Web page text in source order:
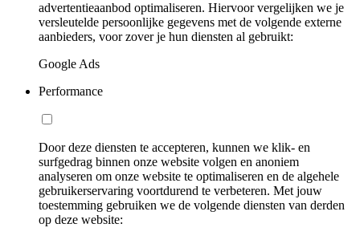
advertentieaanbod optimaliseren. Hiervoor vergelijken we je
versleutelde persoonlijke gegevens met de volgende externe
aanbieders, voor zover je hun diensten al gebruikt:
Google Ads
Performance
Door deze diensten te accepteren, kunnen we klik- en
surfgedrag binnen onze website volgen en anoniem
analyseren om onze website te optimaliseren en de algehele
gebruikerservaring voortdurend te verbeteren. Met jouw
toestemming gebruiken we de volgende diensten van derden
op deze website: